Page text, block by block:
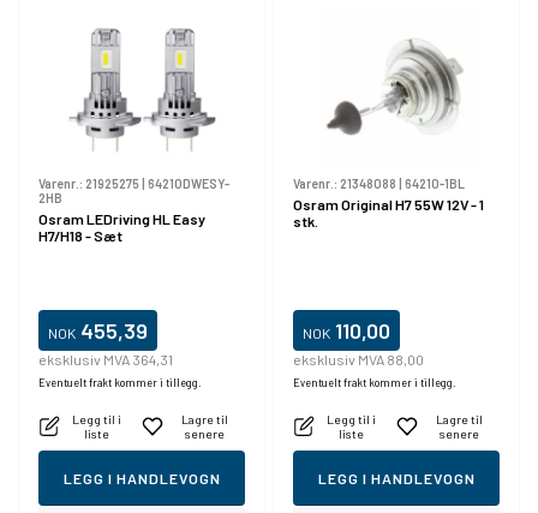
Varenr.: 21925275| 64210DWESY-
2HB
Osram LEDriving HL Easy
H7/H18 - Sæt
NOK 455,39
eksklusiv MVA 364,31
Eventuelt frakt kommer i tillegg.
Legg til i
liste
Lagre til
senere
LEGG I HANDLEVOGN
Varenr.: 21348088 | 64210-1BL
Osram Original H7 55W 12V - 1
stk.
NOK 110,00
eksklusiv MVA 88,00
Eventuelt frakt kommer i tillegg.
Legg til i
liste
Lagre til
senere
LEGG I HANDLEVOGN